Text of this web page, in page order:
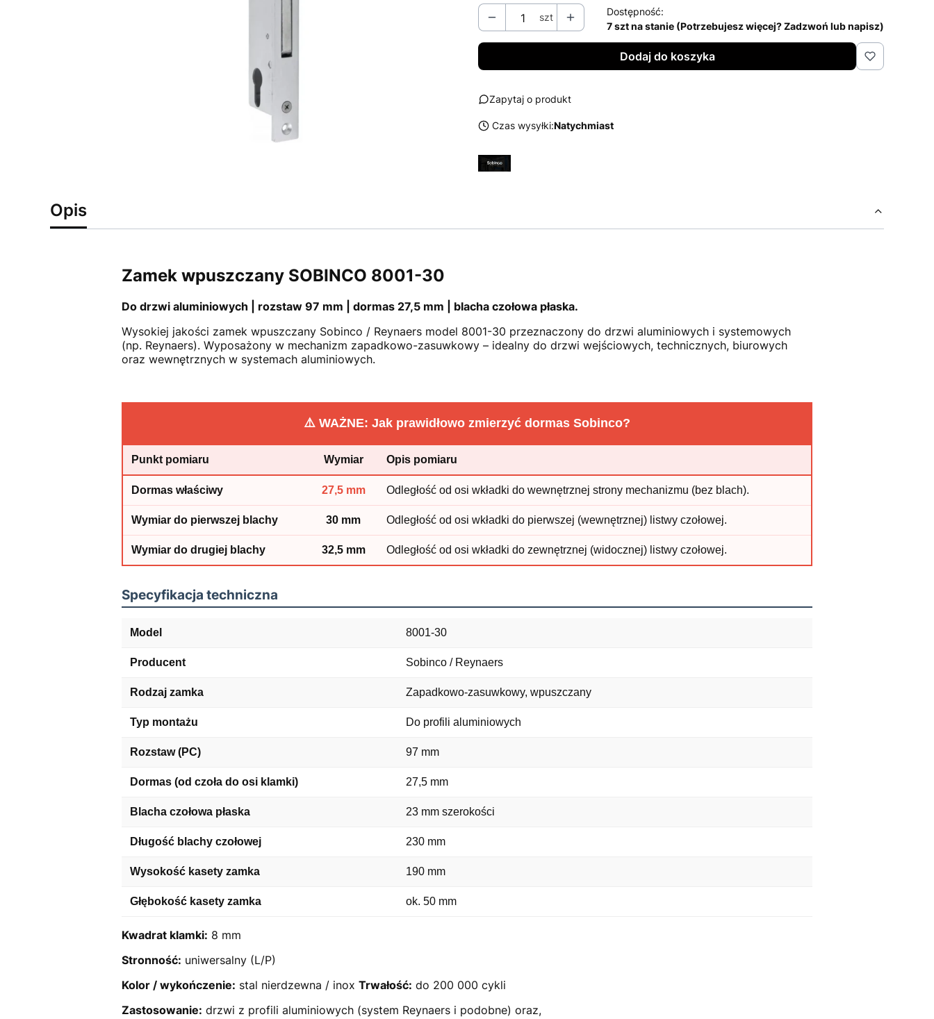
szt
Dostępność:
7 szt na stanie (Potrzebujesz więcej? Zadzwoń lub napisz)
Dodaj do koszyka
Zapytaj o produkt
Czas wysyłki:Natychmiast
Opis
Zamek wpuszczany SOBINCO 8001-30
Do drzwi aluminiowych | rozstaw 97 mm | dormas 27,5 mm | blacha czołowa płaska.
Wysokiej jakości zamek wpuszczany Sobinco / Reynaers model 8001-30 przeznaczony do drzwi aluminiowych i systemowych
(np. Reynaers). Wyposażony w mechanizm zapadkowo-zasuwkowy – idealny do drzwi wejściowych, technicznych, biurowych
oraz wewnętrznych w systemach aluminiowych.
⚠️ WAŻNE: Jak prawidłowo zmierzyć dormas Sobinco?
Punkt pomiaru Wymiar Opis pomiaru
Dormas właściwy 27,5 mm Odległość od osi wkładki do wewnętrznej strony mechanizmu (bez blach).
Wymiar do pierwszej blachy 30 mm Odległość od osi wkładki do pierwszej (wewnętrznej) listwy czołowej.
Wymiar do drugiej blachy 32,5 mm Odległość od osi wkładki do zewnętrznej (widocznej) listwy czołowej.
Specyfikacja techniczna
Model 8001-30
Producent Sobinco / Reynaers
Rodzaj zamka Zapadkowo-zasuwkowy, wpuszczany
Typ montażu Do profili aluminiowych
Rozstaw (PC) 97 mm
Dormas (od czoła do osi klamki) 27,5 mm
Blacha czołowa płaska 23 mm szerokości
Długość blachy czołowej 230 mm
Wysokość kasety zamka 190 mm
Głębokość kasety zamka ok. 50 mm
Kwadrat klamki: 8 mm
Stronność: uniwersalny (L/P)
Kolor / wykończenie: stal nierdzewna / inox Trwałość: do 200 000 cykli
Zastosowanie: drzwi z profili aluminiowych (system Reynaers i podobne) oraz,